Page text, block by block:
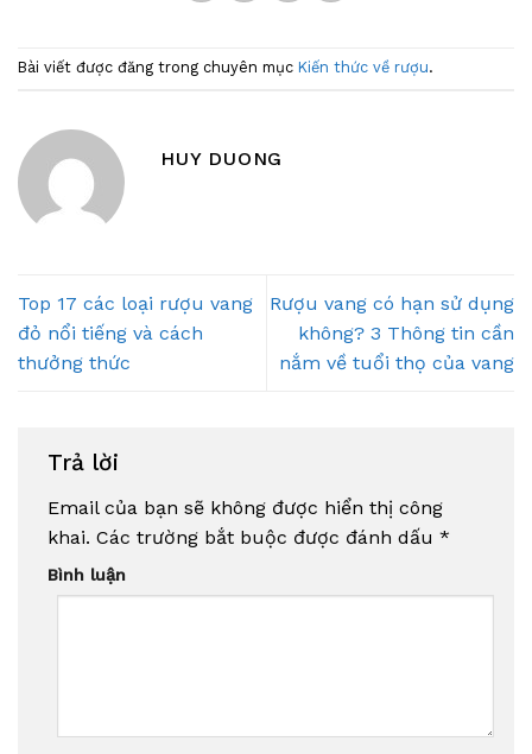
Bài viết được đăng trong chuyên mục Kiến thức về rượu.
HUY DUONG
Top 17 các loại rượu vang
đỏ nổi tiếng và cách
thưởng thức
Rượu vang có hạn sử dụng
không? 3 Thông tin cần
nắm về tuổi thọ của vang
Trả lời
Email của bạn sẽ không được hiển thị công
khai. Các trường bắt buộc được đánh dấu *
Bình luận